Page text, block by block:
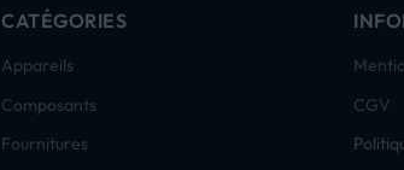
CATÉGORIES
Appareils
Composants
Fournitures
CGV